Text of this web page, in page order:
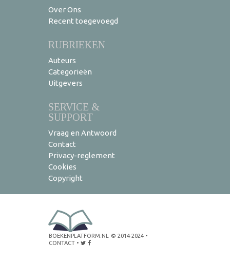
Over Ons
Recent toegevoegd
RUBRIEKEN
Auteurs
Categorieën
Uitgevers
SERVICE &
SUPPORT
Vraag en Antwoord
Contact
Privacy-reglement
Cookies
Copyright
BOEKENPLATFORM.NL © 2014-2024 •
CONTACT •